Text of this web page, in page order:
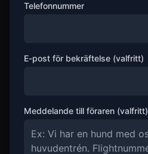
Telefonnummer
E-post för bekräftelse (valfritt)
Meddelande till föraren (valfritt)